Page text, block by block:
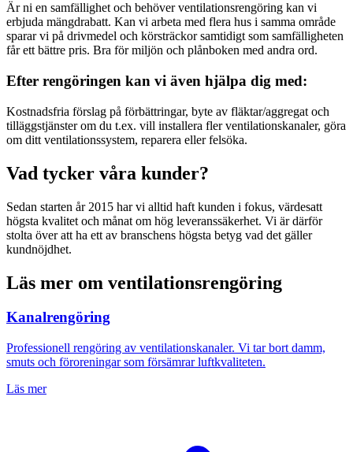
Är ni en samfällighet och behöver ventilationsrengöring kan vi
erbjuda mängdrabatt. Kan vi arbeta med flera hus i samma område
sparar vi på drivmedel och körsträckor samtidigt som samfälligheten
får ett bättre pris. Bra för miljön och plånboken med andra ord.
Efter rengöringen kan vi även hjälpa dig med:
Kostnadsfria förslag på förbättringar, byte av fläktar/aggregat och
tilläggstjänster om du t.ex. vill installera fler ventilationskanaler, göra
om ditt ventilationssystem, reparera eller felsöka.
Vad tycker våra kunder?
Sedan starten år 2015 har vi alltid haft kunden i fokus, värdesatt
högsta kvalitet och månat om hög leveranssäkerhet. Vi är därför
stolta över att ha ett av branschens högsta betyg vad det gäller
kundnöjdhet.
Läs mer om ventilationsrengöring
Kanalrengöring
Professionell rengöring av ventilationskanaler. Vi tar bort damm,
smuts och föroreningar som försämrar luftkvaliteten.
Läs mer